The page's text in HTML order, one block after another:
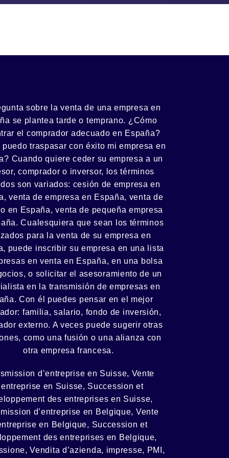
sobre la venta de unaempresa en
se plantea tarde o temprano. ¿Cómo
el comprador adecuado en España?
puedotraspasar con éxito mi empresa en
Cuando quiere ceder su empresa a un
, comprador o inversor, los términos
son variados: cesión de empresa en
venta de empresa en España, venta de
en España, venta de pequeña empresa
Cualesquiera que sean los términos
para la venta de su empresa en
puede inscribir su empresa en una lista
en venta en España, en una bolsa
, o solicitar el asesoramiento de un
en la transmisión de empresas en
Con él puedes pensar en el mejor
familia,salario, fondo de inversión,
externo. A veces puede sugerir otras
como una fusión o unaalianza con
otra empresa francesa.
d’entreprise en Suisse, Vente
en Suisse, Succession et
des entreprises en Suisse,
d’entreprise en Belgique, Vente
en Belgique, Succession et
des entreprises en Belgique,
Vendita d’azienda, impresse, PMI,